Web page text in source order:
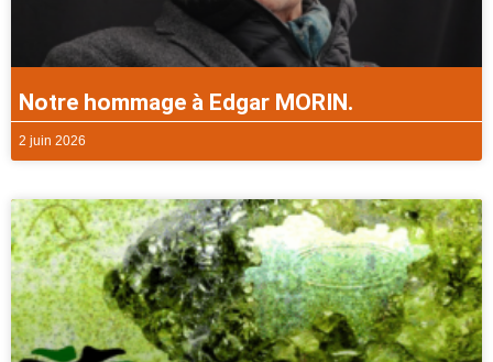
Notre hommage à Edgar MORIN.
2 juin 2026